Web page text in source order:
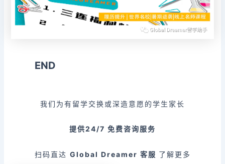
END
我们为有留学交换或深造意愿的学生家长
提供24/7 免费咨询服务
扫码直达 Global Dreamer 客服 了解更多